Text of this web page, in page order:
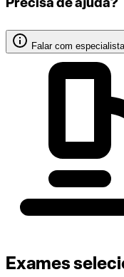
Falar com especialista
Exames